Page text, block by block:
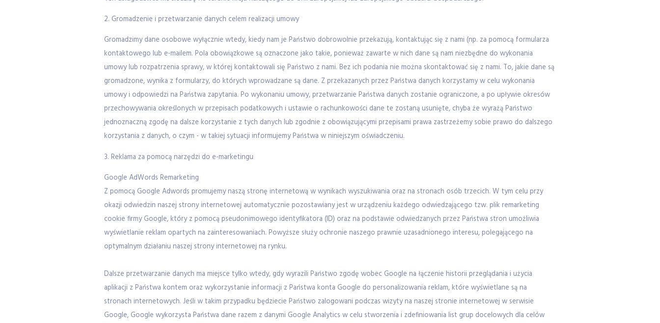
2. Gromadzenie i przetwarzanie danych celem realizacji umowy
Gromadzimy dane osobowe wyłącznie wtedy, kiedy nam je Państwo dobrowolnie przekazują, kontaktując się z nami (np. za pomocą formularza
kontaktowego lub e-mailem. Pola obowiązkowe są oznaczone jako takie, ponieważ zawarte w nich dane są nam niezbędne do wykonania
umowy lub rozpatrzenia sprawy, w której kontaktowali się Państwo z nami. Bez ich podania nie można skontaktować się z nami. To, jakie dane są
gromadzone, wynika z formularzy, do których wprowadzane są dane. Z przekazanych przez Państwa danych korzystamy w celu wykonania
umowy i odpowiedzi na Państwa zapytania. Po wykonaniu umowy, przetwarzanie Państwa danych zostanie ograniczone, a po upływie okresów
przechowywania określonych w przepisach podatkowych i ustawie o rachunkowości dane te zostaną usunięte, chyba że wyrażą Państwo
jednoznaczną zgodę na dalsze korzystanie z tych danych lub zgodnie z obowiązującymi przepisami prawa zastrzeżemy sobie prawo do dalszego
korzystania z danych, o czym - w takiej sytuacji informujemy Państwa w niniejszym oświadczeniu.
3. Reklama za pomocą narzędzi do e-marketingu
Google AdWords Remarketing
Z pomocą Google Adwords promujemy naszą stronę internetową w wynikach wyszukiwania oraz na stronach osób trzecich. W tym celu przy
okazji odwiedzin naszej strony internetowej automatycznie pozostawiany jest w urządzeniu każdego odwiedzającego tzw. plik remarketing
cookie firmy Google, który z pomocą pseudonimowego identyfikatora (ID) oraz na podstawie odwiedzanych przez Państwa stron umożliwia
wyświetlanie reklam opartych na zainteresowaniach. Powyższe służy ochronie naszego prawnie uzasadnionego interesu, polegającego na
optymalnym działaniu naszej strony internetowej na rynku.
Dalsze przetwarzanie danych ma miejsce tylko wtedy, gdy wyrazili Państwo zgodę wobec Google na łączenie historii przeglądania i użycia
aplikacji z Państwa kontem oraz wykorzystanie informacji z Państwa konta Google do personalizowania reklam, które wyświetlane są na
stronach internetowych. Jeśli w takim przypadku będziecie Państwo zalogowani podczas wizyty na naszej stronie internetowej w serwisie
Google, Google wykorzysta Państwa dane razem z danymi Google Analytics w celu stworzenia i zdefiniowania list grup docelowych dla celów